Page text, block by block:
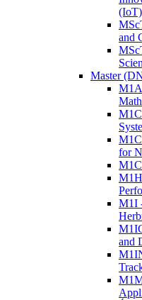
(IoT)
and
Master
for
M1I
and